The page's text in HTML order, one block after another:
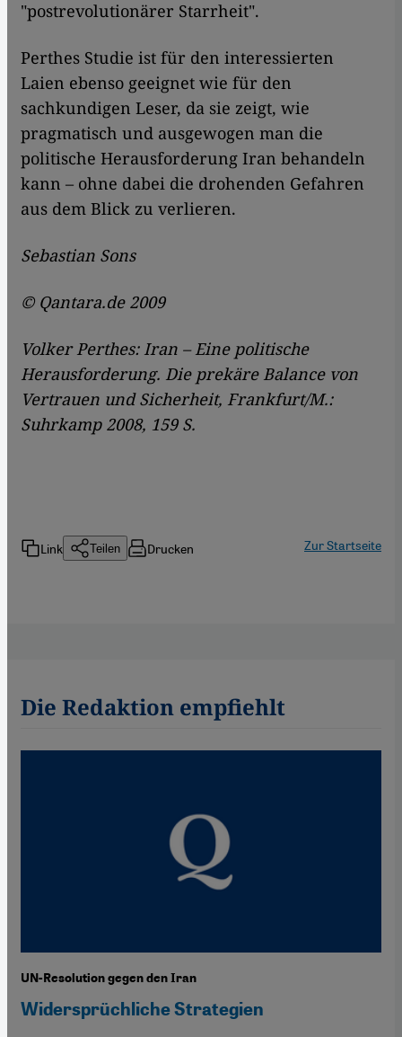
"postrevolutionärer Starrheit".
Perthes Studie ist für den interessierten
Laien ebenso geeignet wie für den
sachkundigen Leser, da sie zeigt, wie
pragmatisch und ausgewogen man die
politische Herausforderung Iran behandeln
kann – ohne dabei die drohenden Gefahren
aus dem Blick zu verlieren.
Sebastian Sons
© Qantara.de 2009
Volker Perthes: Iran – Eine politische
Herausforderung. Die prekäre Balance von
Vertrauen und Sicherheit, Frankfurt/M.:
Suhrkamp 2008, 159 S.
Link Teilen Drucken Zur Startseite
Die Redaktion empfiehlt
UN-Resolution gegen den Iran
Widersprüchliche Strategien